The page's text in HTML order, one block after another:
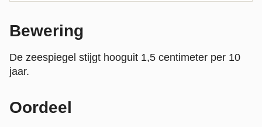
Bewering
De zeespiegel stijgt hooguit 1,5 centimeter per 10
jaar.
Oordeel